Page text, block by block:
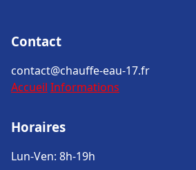
Contact
contact@chauffe-eau-17.fr
Accueil Informations
Horaires
Lun-Ven: 8h-19h